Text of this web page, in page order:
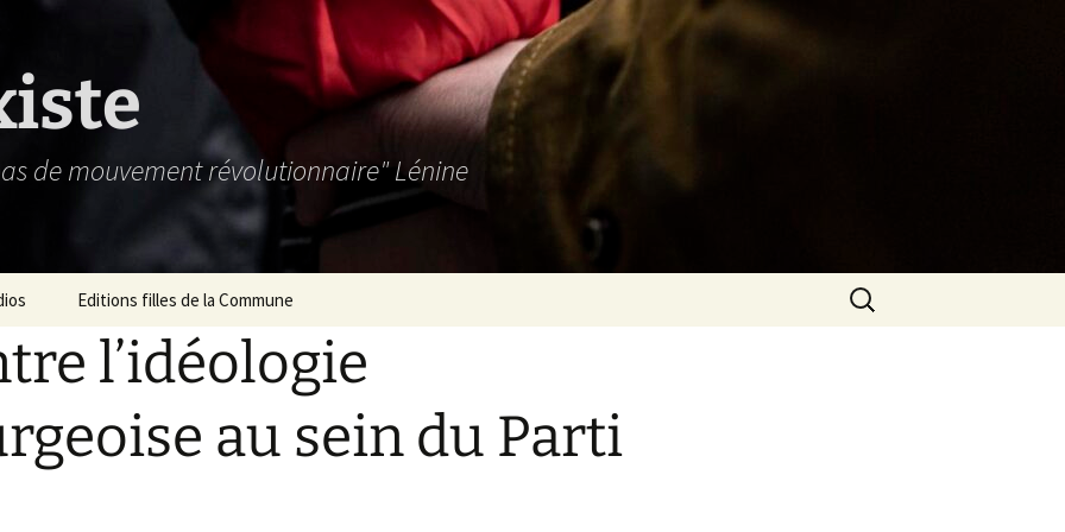
de mouvement révolutionnaire" Lénine
Editions filles de la Commune Rechercher :
l’idéologie
au sein du Parti